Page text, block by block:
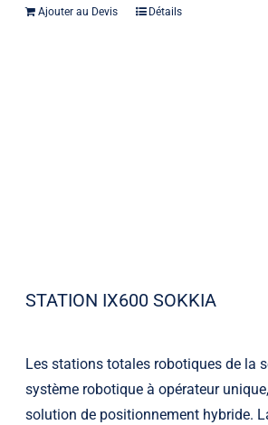
Ajouter au Devis Détails
STATION IX600 SOKKIA
Les stations totales robotiques de la
système robotique à opérateur
solution de positionnement hybride.